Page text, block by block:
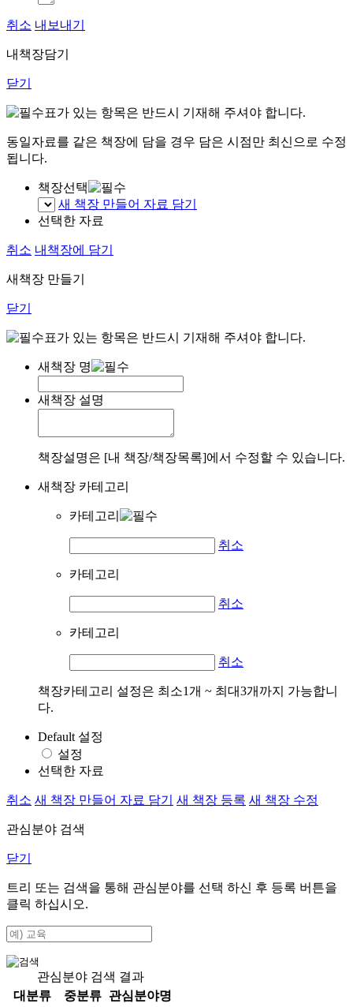
취소 내보내기
내책장담기
닫기
표가 있는 항목은 반드시 기재해 주셔야 합니다.
동일자료를 같은 책장에 담을 경우 담은 시점만 최신으로 수정
됩니다.
책장선택
새 책장 만들어 자료 담기
선택한 자료
취소 내책장에 담기
새책장 만들기
닫기
표가 있는 항목은 반드시 기재해 주셔야 합니다.
새책장 명
새책장 설명
책장설명은 [내 책장/책장목록]에서 수정할 수 있습니다.
새책장 카테고리
카테고리
취소
카테고리
취소
카테고리
취소
책장카테고리 설정은 최소1개 ~ 최대3개까지 가능합니
다.
Default 설정
설정
선택한 자료
취소 새 책장 만들어 자료 담기 새 책장 등록 새 책장 수정
관심분야 검색
닫기
트리 또는 검색을 통해 관심분야를 선택 하신 후 등록 버튼을
클릭 하십시오.
관심분야 검색 결과
대분류
중분류
관심분야명